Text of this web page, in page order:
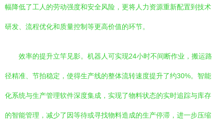
幅降低了工人的劳动强度和安全风险，更将人力资源重新配置到技术
研发、流程优化和质量控制等更高价值的环节。
效率的提升立竿见影。机器人可实现24小时不间断作业，搬运路
径精准、节拍稳定，使得生产线的整体流转速度提升了约30%。智能
化系统与生产管理软件深度集成，实现了物料状态的实时追踪与库存
的智能管理，减少了因等待或寻找物料造成的生产停滞，进一步压缩